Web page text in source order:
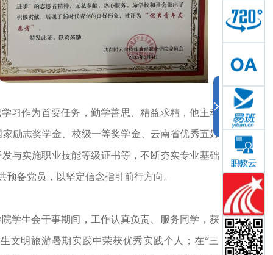
习作为首要任务，勤学善思、精益求精，他主动提
励志奖学金、校级一等奖学金、云南省优秀五好学
与实施职业技能等级证书等，不断夯实专业基础与
备党员，以坚定信念指引前行方向。
学生会干事期间，工作认真负责、服务同学，获评
文明旅游暑期实践中荣获优秀实践个人；在“三下